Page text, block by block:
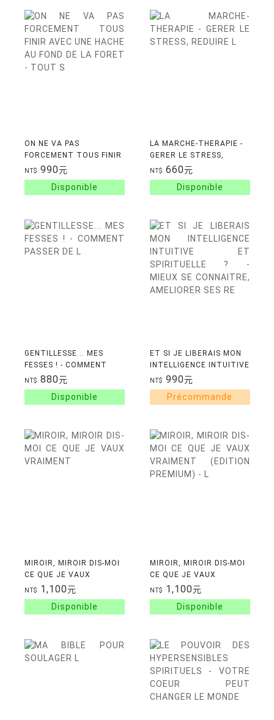
ON NE VA PAS
FORCEMENT TOUS FINIR
AVEC UNE HACHE AU
FOND DE LA FORET -
TOUT S'EFFONDRE : UN
NT$ 990元
LA MARCHE-THERAPIE -
GERER LE STRESS,
REDUIRE L'ANXIETE ET
PREVENIR LA
DEPRESSION PAR
NT$ 660元
GENTILLESSE... MES
FESSES ! - COMMENT
PASSER DE L'INTENTION
DE LA GENTILLESSE A
SON INCARNATION AU Q
NT$ 880元
ET SI JE LIBERAIS MON
INTELLIGENCE INTUITIVE
ET SPIRITUELLE ? -
MIEUX SE CONNAITRE,
AMELIORER SES RE
NT$ 990元
MIROIR, MIROIR DIS-MOI
CE QUE JE VAUX
VRAIMENT
NT$ 1,100元
MIROIR, MIROIR DIS-MOI
CE QUE JE VAUX
VRAIMENT (EDITION
PREMIUM) - L'EDITION
PREMIUM DU LIVRE
NT$ 1,100元